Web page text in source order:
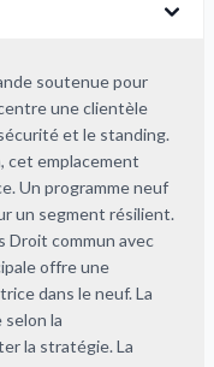
soutenue pour
une clientèle
et le standing.
cet emplacement
Un programme neuf
un segment résilient.
Droit commun avec
offre une
dans le neuf. La
la
la stratégie. La